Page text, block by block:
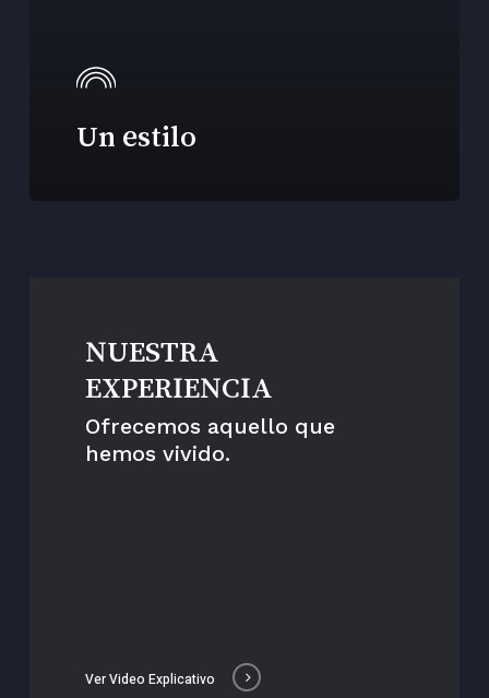
Un estilo
NUESTRA
EXPERIENCIA
Ofrecemos aquello que
hemos vivido.
Ver Video Explicativo